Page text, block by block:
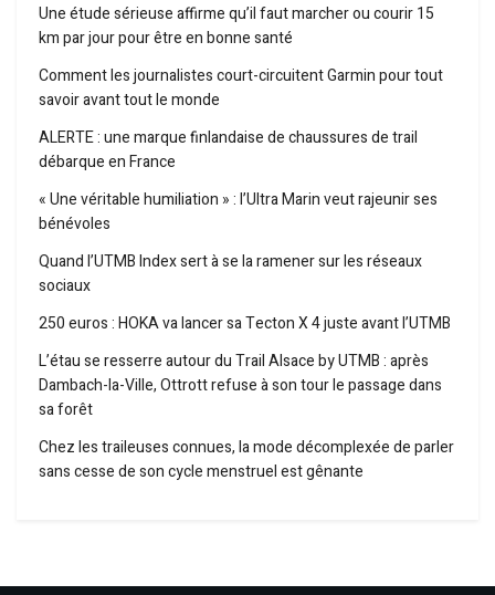
Une étude sérieuse affirme qu’il faut marcher ou courir 15
km par jour pour être en bonne santé
Comment les journalistes court-circuitent Garmin pour tout
savoir avant tout le monde
ALERTE : une marque finlandaise de chaussures de trail
débarque en France
« Une véritable humiliation » : l’Ultra Marin veut rajeunir ses
bénévoles
Quand l’UTMB Index sert à se la ramener sur les réseaux
sociaux
250 euros : HOKA va lancer sa Tecton X 4 juste avant l’UTMB
L’étau se resserre autour du Trail Alsace by UTMB : après
Dambach-la-Ville, Ottrott refuse à son tour le passage dans
sa forêt
Chez les traileuses connues, la mode décomplexée de parler
sans cesse de son cycle menstruel est gênante